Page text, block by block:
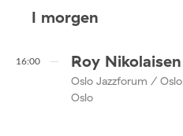
I morgen
16:00 Roy
Oslo Jazzforum /
Oslo